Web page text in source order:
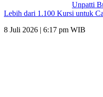
Unpatti
Lebih dari 1.100 Kursi untuk
8 Juli 2026 | 6:17 pm WIB